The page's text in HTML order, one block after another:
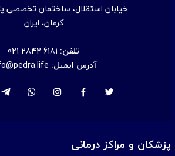
خیابان استقلال، ساختمان
کرمان، ایران
تلفن: 021 2842 6181
آدرس ایمیل:
پزشکان و مراکز درمانی